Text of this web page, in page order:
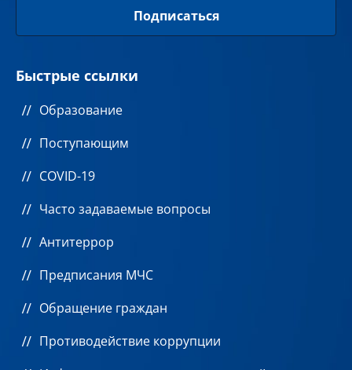
Быстрые ссылки
Образование
Поступающим
COVID-19
Часто задаваемые вопросы
Антитеррор
Предписания МЧС
Обращение граждан
Противодействие коррупции